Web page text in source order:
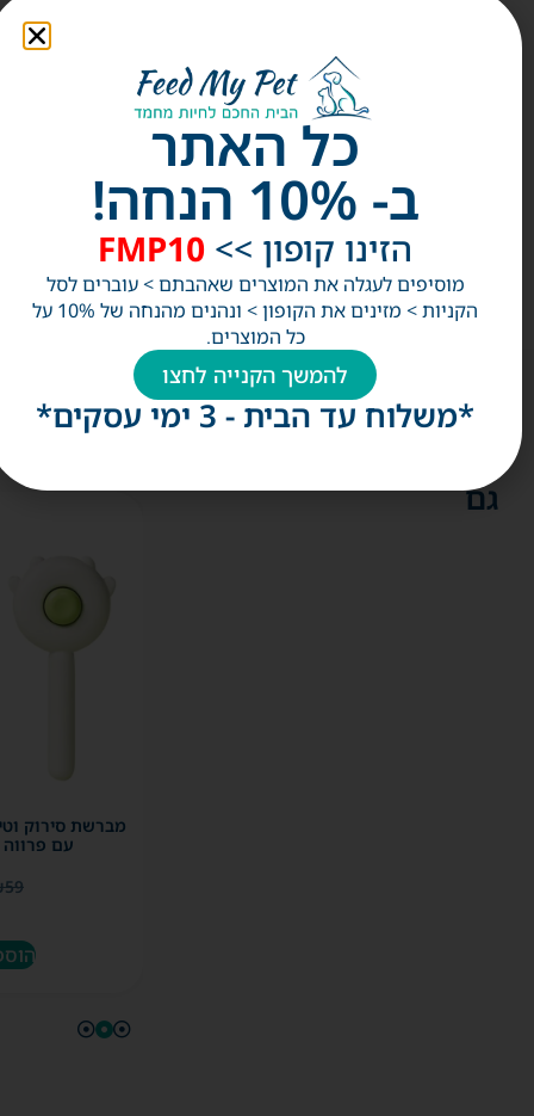
זמני משלוח ואספקה
אלפי לקוחות מרוצים!
אולי
גם
מברשת סירוק
עם
59
כל האתר
ב- 10% הנחה!
הזינו קופון >> FMP10
מוסיפים לעגלה את המוצרים שאהבתם > עוברים לסל
הקניות > מזינים את הקופון > ונהנים מהנחה של 10% על
כל המוצרים.
להמשך הקנייה לחצו
*משלוח עד הבית - 3 ימי עסקים*